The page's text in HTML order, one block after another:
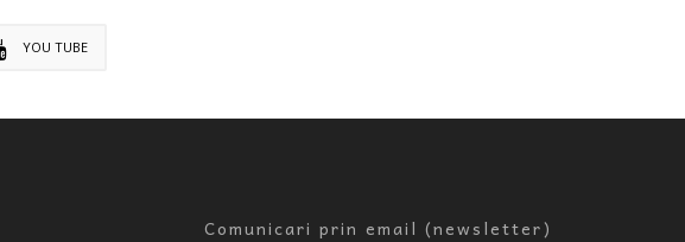
YOU TUBE
Comunicari prin email (newsletter)